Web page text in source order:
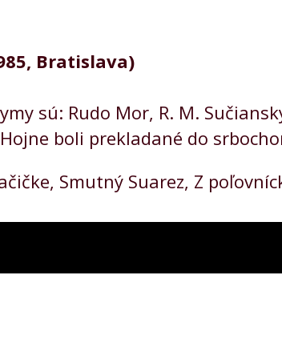
Bratislava)
sú: Rudo Mor, R. M.
boli prekladané do
Smutný Suarez, Z